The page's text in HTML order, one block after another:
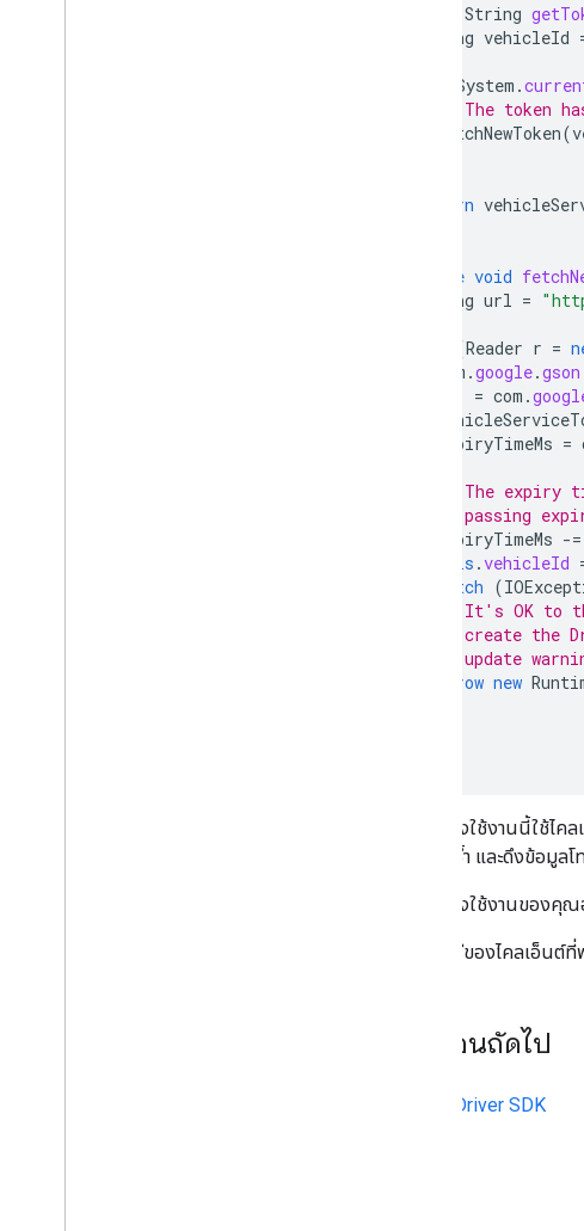
String
String vehicleId
System .
// The token
fetchNewToken(
return
private void
String url =
(Reader r =
com .google.gson
= com .
expiryTimeMs =
// The expiry
// passing
expiryTimeMs -=
this .vehicleId
catch (
// It's OK to
// create the
// update
throw new
การติดตั้งใช้งานนี้ใช้ไ
นำไปใช้ซ้ำ และดึงข้อมู
การติดตั้งใช้งานของคุ
ดูไลบรารีของไคลเอ็น
ขั้นตอนถัดไป
เริ่มต้น Driver SDK